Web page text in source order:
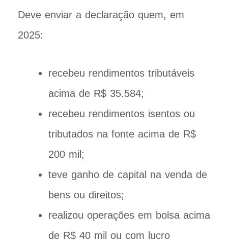
Deve enviar a declaração quem, em
2025:
recebeu rendimentos tributáveis
acima de R$ 35.584;
recebeu rendimentos isentos ou
tributados na fonte acima de R$
200 mil;
teve ganho de capital na venda de
bens ou direitos;
realizou operações em bolsa acima
de R$ 40 mil ou com lucro